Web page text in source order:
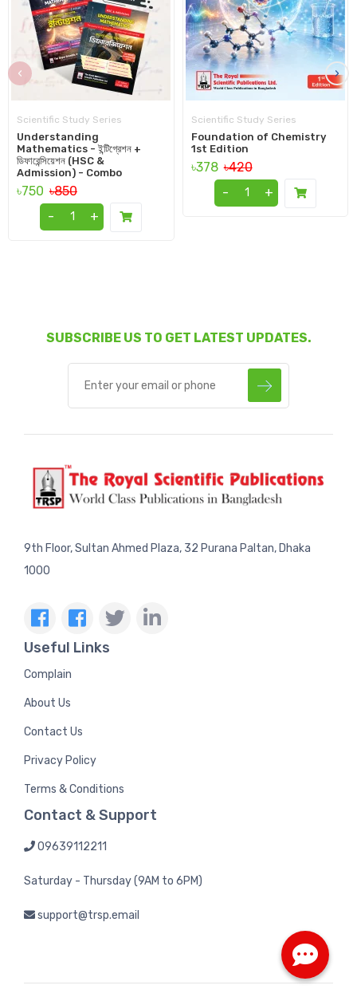
Scientific Study Series
Understanding
Mathematics - ইন্টিগ্রেশন +
ডিফারেন্সিয়েশন (HSC &
Admission) - Combo
৳750 ৳850
-
+
Scientific Study Series
Foundation of Chemistry
1st Edition
৳378 ৳420
-
+
‹ ›
SUBSCRIBE US TO GET LATEST UPDATES.
9th Floor, Sultan Ahmed Plaza, 32 Purana Paltan, Dhaka
1000
Useful Links
Complain
About Us
Contact Us
Privacy Policy
Terms & Conditions
Contact & Support
09639112211
Saturday - Thursday (9AM to 6PM)
support@trsp.email